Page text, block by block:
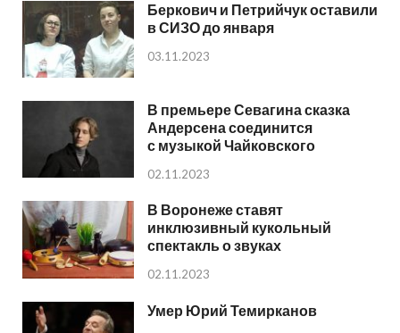
Беркович и Петрийчук оставили
в СИЗО до января
03.11.2023
В премьере Севагина сказка
Андерсена соединится
с музыкой Чайковского
02.11.2023
В Воронеже ставят
инклюзивный кукольный
спектакль о звуках
02.11.2023
Умер Юрий Темирканов